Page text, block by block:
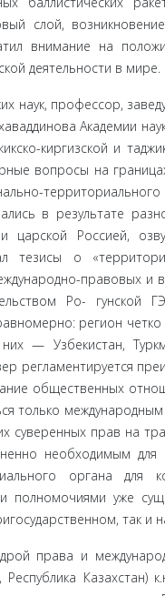
слой,
внимание на
деятельности в мире.
наук, профессор,
Академии
киргизской и
вопросы на
в результате
царской Россией,
тезисы о
правовых и
Ро- гунской
регион
— Узбекистан,
регламентируется
общественных
только
суверенных прав на
необходимым
органа для
полномочиями уже
так и
права и
Республика